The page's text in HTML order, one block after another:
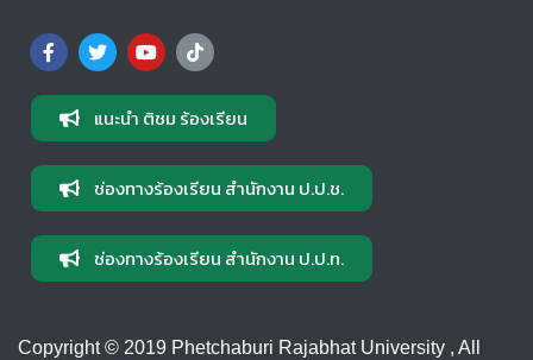
แนะนำ ติชม ร้องเรียน
ช่องทางร้องเรียน สำนักงาน ป.ป.ช.
ช่องทางร้องเรียน สำนักงาน ป.ป.ท.
Copyright © 2019 Phetchaburi Rajabhat University , All